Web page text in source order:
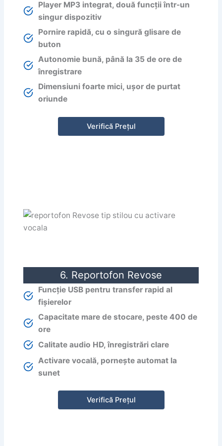
Player MP3 integrat, două funcții într-un
singur dispozitiv
Pornire rapidă, cu o singură glisare de
buton
Autonomie bună, până la 35 de ore de
înregistrare
Dimensiuni foarte mici, ușor de purtat
oriunde
Verifică Prețul
6. Reportofon Revose
Funcție USB pentru transfer rapid al
fișierelor
Capacitate mare de stocare, peste 400 de
ore
Calitate audio HD, înregistrări clare
Activare vocală, pornește automat la
sunet
Verifică Prețul